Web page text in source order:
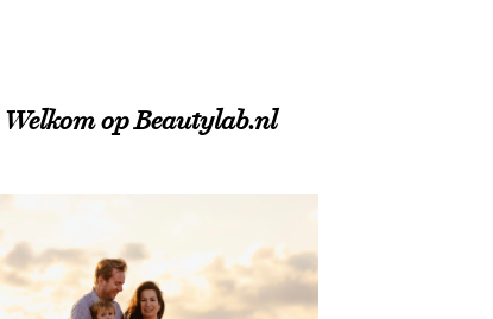
Welkom op Beautylab.nl